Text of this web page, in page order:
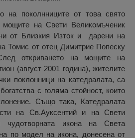
на поколнниците от това свято
на Свети Великомъченик
от Близкия Изток и дарени на
Томис от отец Димитрие Попеску
откриването на мощите на
(август 2001 година), жителите
поклонници на катедралата, са
с голяма стойност, които
Също така, Катедралата
на Св.Ауксентий и на Свети
икона на Света
по модел на икона, донесена от